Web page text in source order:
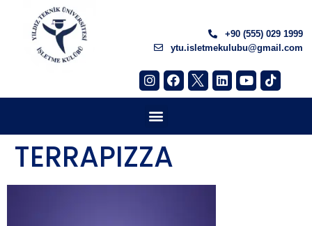
+90 (555) 029 1999
ytu.isletmekulubu@gmail.com
TERRAPIZZA